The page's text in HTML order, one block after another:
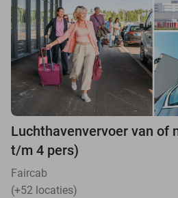
Luchthavenvervoer van of
t/m 4 pers)
Faircab
(+52 locaties)